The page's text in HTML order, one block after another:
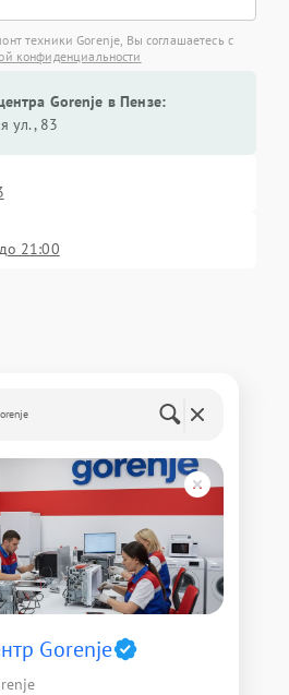
техники Gorenje, Вы соглашаетесь с
конфиденциальности
Gorenje в Пензе:
ул., 83
21:00
Gorenje